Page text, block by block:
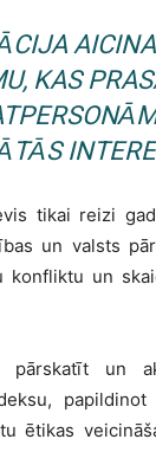
KAS
tikai reizi
un valsts
konfliktu un
pārskatīt un
ētikas